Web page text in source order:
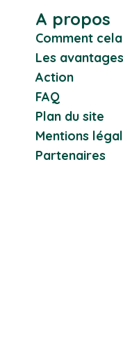
A propos
Comment
Les
Action
FAQ
Plan du site
Mentions
Partenaires